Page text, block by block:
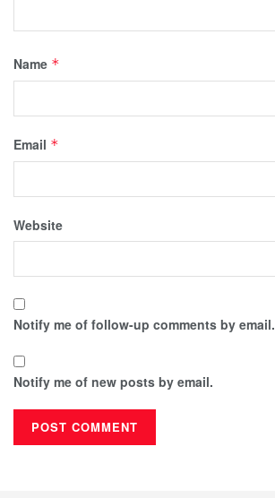
Name *
Email *
Website
Notify me of follow-up comments by email.
Notify me of new posts by email.